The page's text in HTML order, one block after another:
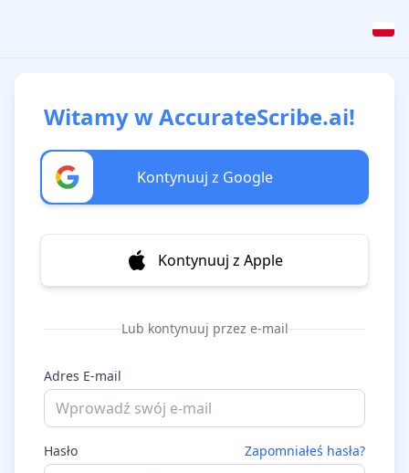
Witamy w AccurateScribe.ai!
Kontynuuj z Google
Kontynuuj z Apple
Lub kontynuuj przez e-mail
Adres E-mail
Hasło Zapomniałeś hasła?